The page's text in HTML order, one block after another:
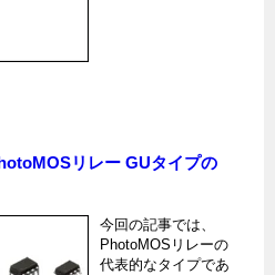
リレー GUタイプの
今回の記事では、
PhotoMOSリレーの
代表的なタイプであ